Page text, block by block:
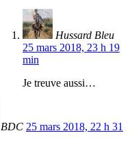
Hussard Bleu
25 mars 2018, 23 h 19
min
Je treuve aussi…
BDC 25 mars 2018, 22 h 31